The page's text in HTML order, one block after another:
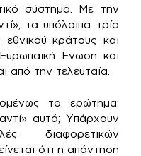
σύστημα. Με την
τα υπόλοιπα τρία
κράτους και
Ενωση και
από την τελευταία.
το ερώτημα:
αυτά; Υπάρχουν
διαφορετικών
ότι η απάντηση